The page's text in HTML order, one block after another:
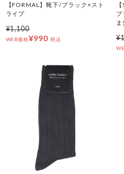
【FORMAL】靴下/ブラック×スト
ライプ
¥1,100
WEB価格¥990 税込
ブ